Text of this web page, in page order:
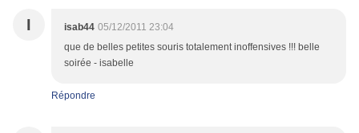
I isab44 05/12/2011 23:04
que de belles petites souris totalement inoffensives !!! belle
soirée - isabelle
Répondre